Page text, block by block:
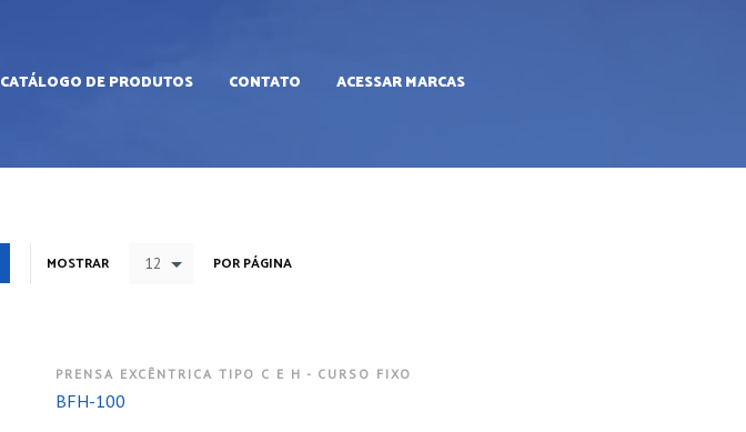
CATÁLOGO DE PRODUTOS CONTATO ACESSAR MARCAS
MOSTRAR 12 POR PÁGINA
PRENSA EXCÊNTRICA TIPO C E H - CURSO FIXO
BFH-100